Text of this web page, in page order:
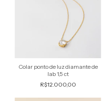
Colar ponto de luz diamante de
lab 1,5 ct
R$12.000,00